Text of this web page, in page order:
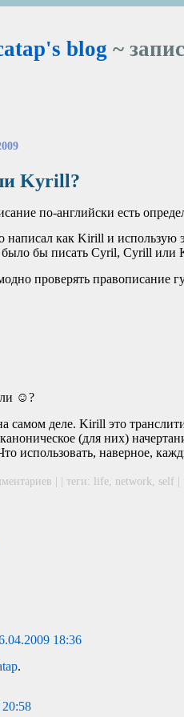
blog ~
Kyrill?
по-английски есть
написал как Kirill и использую
было бы писать Cyril, Cyrill
проверять правописание
ли ☺?
самом деле. Kirill это
(для них)
использовать, наверное,
| | теги: life network self |
18:36
.